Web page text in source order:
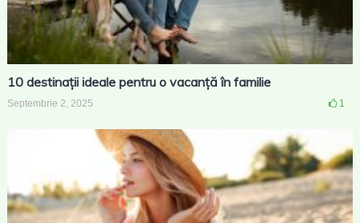
10 destinații ideale pentru o vacanță în familie
Septembrie 2, 2025 1